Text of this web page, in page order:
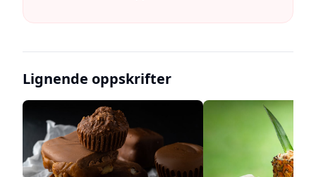
Lignende oppskrifter